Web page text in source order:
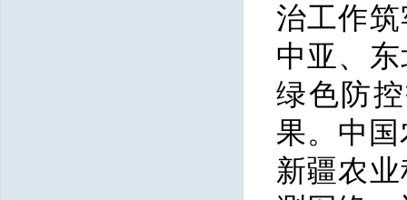
治工作
中亚、
绿色防
果。中
新疆农